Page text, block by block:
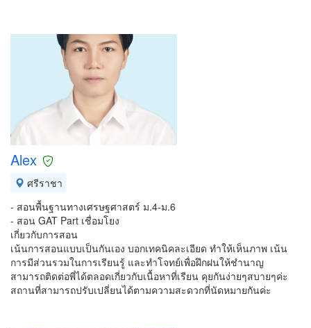
Alex
ศรีราชา
- สอนพื้นฐานทางเศรษฐศาสตร์ ม.4-ม.6
- สอน GAT Part เชื่อมโยง
เกี่ยวกับการสอน
เน้นการสอนแบบเป็นกันเอง บอกเทคนิคละเอียด ทำให้เห็นภาพ เน้น
การมีส่วนรวมในการเรียนรู้ และทำโจทย์เพื่อฝึกฝนให้ชำนาญ
สามารถติดต่อพี่ได้ตลอดเกี่ยวกับเนื้อหาที่เรียน คุยกันง่ายๆสบายๆค่ะ
สถานที่สามารถปรับเปลี่ยนได้ตามความสะดวกที่นัดหมายกันค่ะ